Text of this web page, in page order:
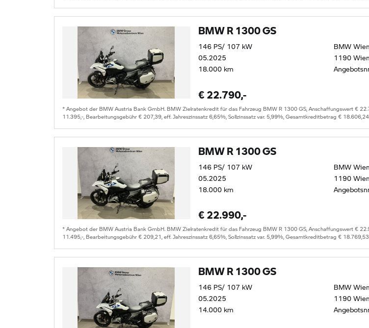
BMW R 1300 GS
146 PS/ 107 kW
05.2025
18.000 km
BMW
1190 Wien
€ 22.790,-
* Angebot der BMW Austria Bank GmbH. BMW Zielratenkredit für das Fahrzeug BMW R 1300 GS, Anschaffungswert €
11.395,-, Bearbeitungsgebühr € 207,39, eff. Jahreszinssatz 6,65%, Sollzinssatz var. 5,99%, Gesamtkreditbetrag €
BMW R 1300 GS
146 PS/ 107 kW
05.2025
18.000 km
BMW
1190 Wien
€ 22.990,-
* Angebot der BMW Austria Bank GmbH. BMW Zielratenkredit für das Fahrzeug BMW R 1300 GS, Anschaffungswert €
11.495,-, Bearbeitungsgebühr € 209,21, eff. Jahreszinssatz 6,65%, Sollzinssatz var. 5,99%, Gesamtkreditbetrag €
BMW R 1300 GS
146 PS/ 107 kW
05.2025
14.000 km
BMW
1190 Wien